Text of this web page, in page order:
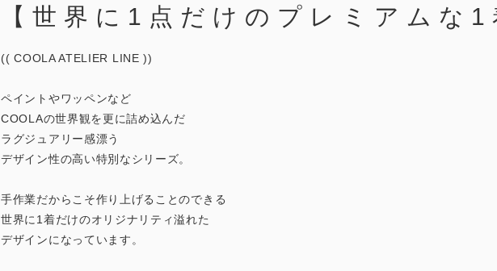
【世界に1点だけのプレミアムな
(( COOLA ATELIER LINE ))
ペイントやワッペンなど
COOLAの世界観を更に詰め込んだ
ラグジュアリー感漂う
デザイン性の高い特別なシリーズ。
手作業だからこそ作り上げることのできる
世界に1着だけのオリジナリティ溢れた
デザインになっています。